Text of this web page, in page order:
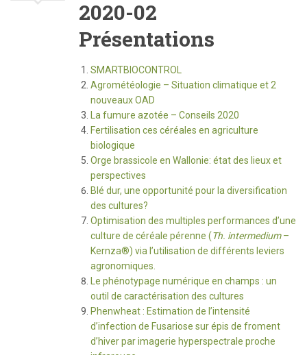
2020-02
Présentations
SMARTBIOCONTROL
Agrométéologie – Situation climatique et 2
nouveaux OAD
La fumure azotée – Conseils 2020
Fertilisation ces céréales en agriculture
biologique
Orge brassicole en Wallonie: état des lieux et
perspectives
Blé dur, une opportunité pour la diversification
des cultures?
Optimisation des multiples performances d’une
culture de céréale pérenne (Th. intermedium–
Kernza®) via l’utilisation de différents leviers
agronomiques.
Le phénotypage numérique en champs : un
outil de caractérisation des cultures
Phenwheat : Estimation de l’intensité
d’infection de Fusariose sur épis de froment
d’hiver par imagerie hyperspectrale proche